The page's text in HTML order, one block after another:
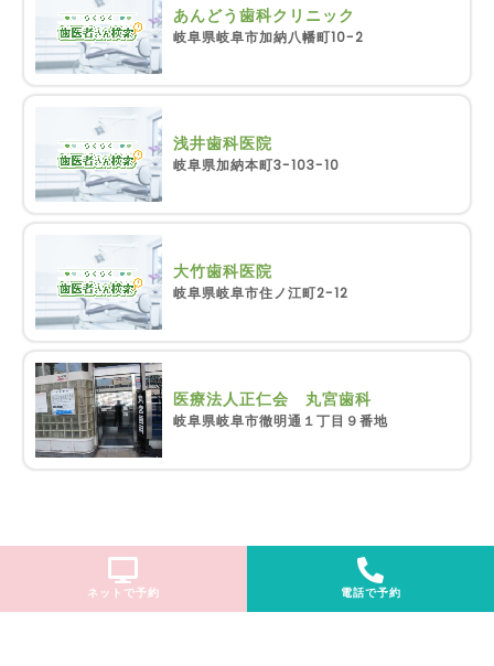
あんどう歯科クリニック
岐阜県岐阜市加納八幡町10-2
浅井歯科医院
岐阜県加納本町3-103-10
大竹歯科医院
岐阜県岐阜市住ノ江町2-12
医療法人正仁会 丸宮歯科
岐阜県岐阜市徹明通１丁目９番地
ネットで予約 電話で予約